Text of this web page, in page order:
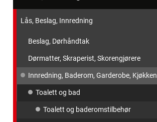
Lås, Beslag, Innredning
Beslag, Dørhåndtak
Dørmatter, Skraperist, Skorengjørere
Innredning, Baderom, Garderobe, Kjøkken
Toalett og bad
Toalett og baderomstilbehør